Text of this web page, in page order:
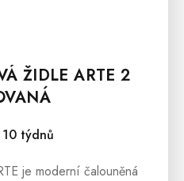
ŽIDLE ARTE 2
10 týdnů
je moderní čalouněná